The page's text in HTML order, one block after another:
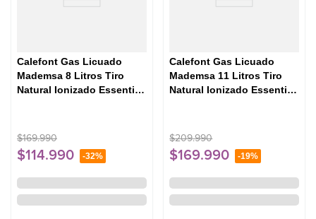
Calefont Gas Licuado
Mademsa 8 Litros Tiro
Natural Ionizado Essential
$169.990
$114.990 -32%
Calefont Gas Licuado
Mademsa 11 Litros Tiro
Natural Ionizado Essential
$209.990
$169.990 -19%